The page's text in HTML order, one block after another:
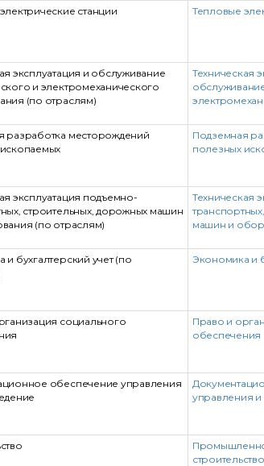
станции Тепловые
эксплуатация и обслуживание
и электромеханического
(по отраслям)
Техническая
разработка месторождений
Подземная
полезных
эксплуатация подъемно-
строительных, дорожных машин
(по отраслям)
Техническая
машин и
и бухгалтерский учет (по
Экономика и
социального
Право и
обеспечения
обеспечение управления
управления
строительство